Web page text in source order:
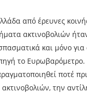
από έρευνες
ακτινοβολιών
και μόνο για
το Ευρωβαρόμετρο.
ποτέ
την